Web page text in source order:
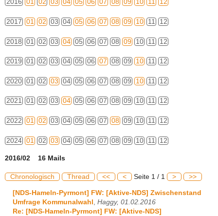
2016 01 02 03 04 05 06 07 08 09 10 11 12
2017 01 02 03 04 05 06 07 08 09 10 11 12
2018 01 02 03 04 05 06 07 08 09 10 11 12
2019 01 02 03 04 05 06 07 08 09 10 11 12
2020 01 02 03 04 05 06 07 08 09 10 11 12
2021 01 02 03 04 05 06 07 08 09 10 11 12
2022 01 02 03 04 05 06 07 08 09 10 11 12
2024 01 02 03 04 05 06 07 08 09 10 11 12
2016/02 16 Mails
Chronologisch Thread << < Seite 1 / 1 > >>
[NDS-Hameln-Pyrmont] FW: [Aktive-NDS] Zwischenstand
Umfrage Kommunalwahl
Haggy, 01.02.2016
Re: [NDS-Hameln-Pyrmont] FW: [Aktive-NDS]